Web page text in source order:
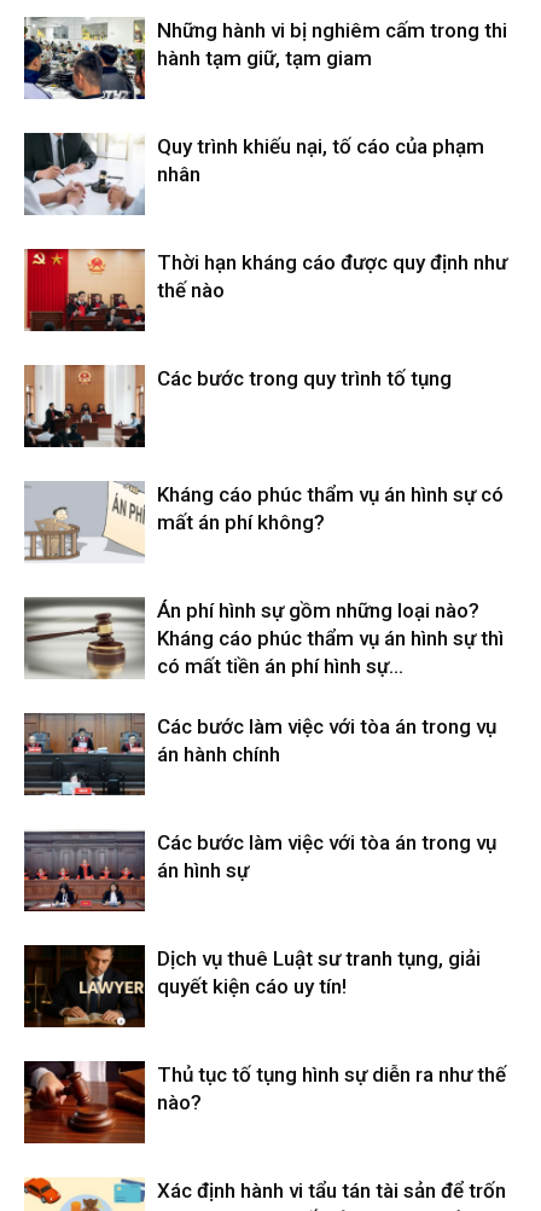
Những hành vi bị nghiêm cấm trong thi
hành tạm giữ, tạm giam
Quy trình khiếu nại, tố cáo của phạm
nhân
Thời hạn kháng cáo được quy định như
thế nào
Các bước trong quy trình tố tụng
Kháng cáo phúc thẩm vụ án hình sự có
mất án phí không?
Án phí hình sự gồm những loại nào?
Kháng cáo phúc thẩm vụ án hình sự thì
có mất tiền án phí hình sự...
Các bước làm việc với tòa án trong vụ
án hành chính
Các bước làm việc với tòa án trong vụ
án hình sự
Dịch vụ thuê Luật sư tranh tụng, giải
quyết kiện cáo uy tín!
Thủ tục tố tụng hình sự diễn ra như thế
nào?
Xác định hành vi tẩu tán tài sản để trốn